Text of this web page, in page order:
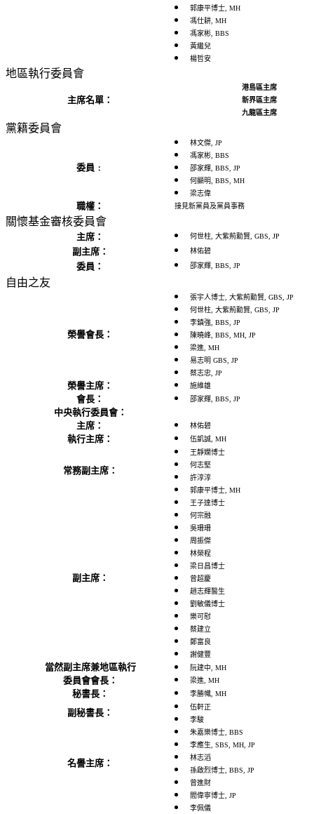
郭康平博士, MH
馮仕耕, MH
馮家彬, BBS
黃繼兒
楊哲安
地區執行委員會
主席名單：
港島區主席
新界區主席
九龍區主席
黨籍委員會
委員﹕
林文傑, JP
馮家彬, BBS
邵家輝, BBS, JP
何顯明, BBS, MH
梁志偉
職權： 接見新黨員及黨員事務
關懷基金審核委員會
主席： 何世柱, 大紫荊勳賢, GBS, JP
副主席： 林佑碧
委員： 邵家輝, BBS, JP
自由之友
榮譽會長：
張宇人博士, 大紫荊勳賢, GBS, JP
何世柱, 大紫荊勳賢, GBS, JP
李鎮強, BBS, JP
陳曉峰, BBS, MH, JP
梁進, MH
易志明 GBS, JP
蔡志忠, JP
榮譽主席： 施維雄
會長： 邵家輝, BBS, JP
中央執行委員會：
主席：
林佑碧
執行主席： 伍凱誠, MH
常務副主席：
王靜嫻博士
何志堅
許淳淳
郭康平博士, MH
副主席：
王子達博士
何宗融
吳珊珊
周振傑
林榮程
梁日昌博士
曾超慶
趙志輝醫生
劉敏儀博士
樂可慰
蔡建立
鄭富良
謝健豐
當然副主席兼地區執行
委員會會長：
阮建中, MH
梁進, MH
秘書長： 李勝幟, MH
副秘書長：
伍軒正
李駿
名譽主席：
朱嘉樂博士, BBS
李應生, SBS, MH, JP
林志滔
孫啟烈博士, BBS, JP
曾進財
閻偉寧博士, JP
李佩儀